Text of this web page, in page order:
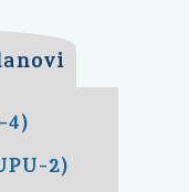
4)
2)